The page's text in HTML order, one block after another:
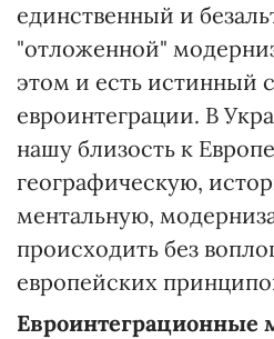
единственный и
"отложенной"
этом и есть истинный
евроинтеграции. В
нашу близость к
географическую,
ментальную,
происходить без
европейских